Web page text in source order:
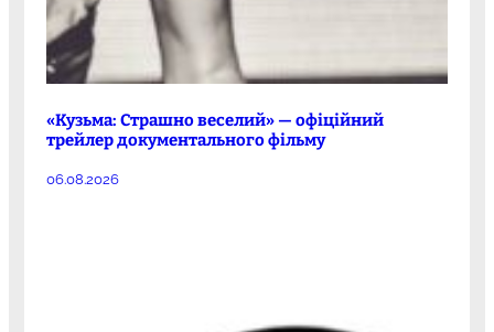
«Кузьма: Страшно веселий» — офіційний
трейлер документального фільму
06.08.2026